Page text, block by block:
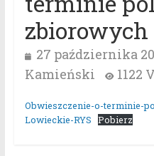
zbiorowych
27 października
Kamieński
1122
Obwieszczenie-o-terminie-
Lowieckie-RYS
Pobierz